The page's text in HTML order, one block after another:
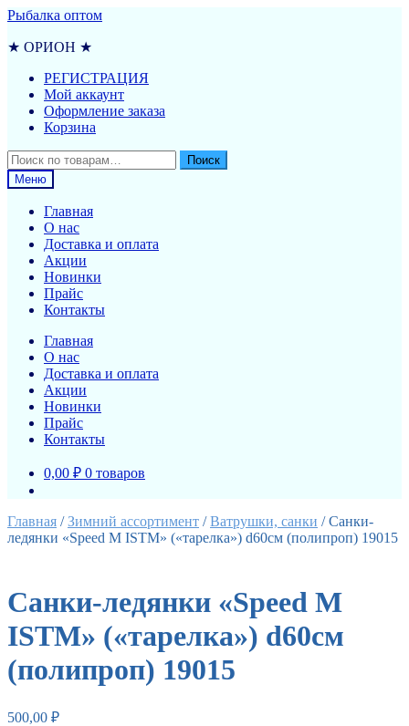
Перейти
навигации
Перейти
содержимому
Рыбалка оптом
★ ОРИОН ★
РЕГИСТРАЦИЯ
Мой аккаунт
Оформление заказа
Корзина
Искать:
Поиск
Меню
Главная
О нас
Доставка и оплата
Акции
Новинки
Прайс
Контакты
Главная
О нас
Доставка и оплата
Акции
Новинки
Прайс
Контакты
0,00 ₽ 0 товаров
Главная /Зимний ассортимент /Ватрушки, санки /Санки-
ледянки «Speed M ISTM» («тарелка») d60см (полипроп) 19015
Санки-ледянки «Speed M
ISTM» («тарелка») d60см
(полипроп) 19015
500,00 ₽